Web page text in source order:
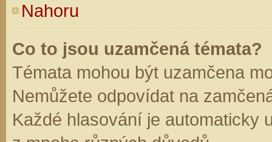
Nahoru
Co to jsou uzamčená témata?
Témata mohou být uzamčena
Nemůžete odpovídat na
Každé hlasování je automaticky